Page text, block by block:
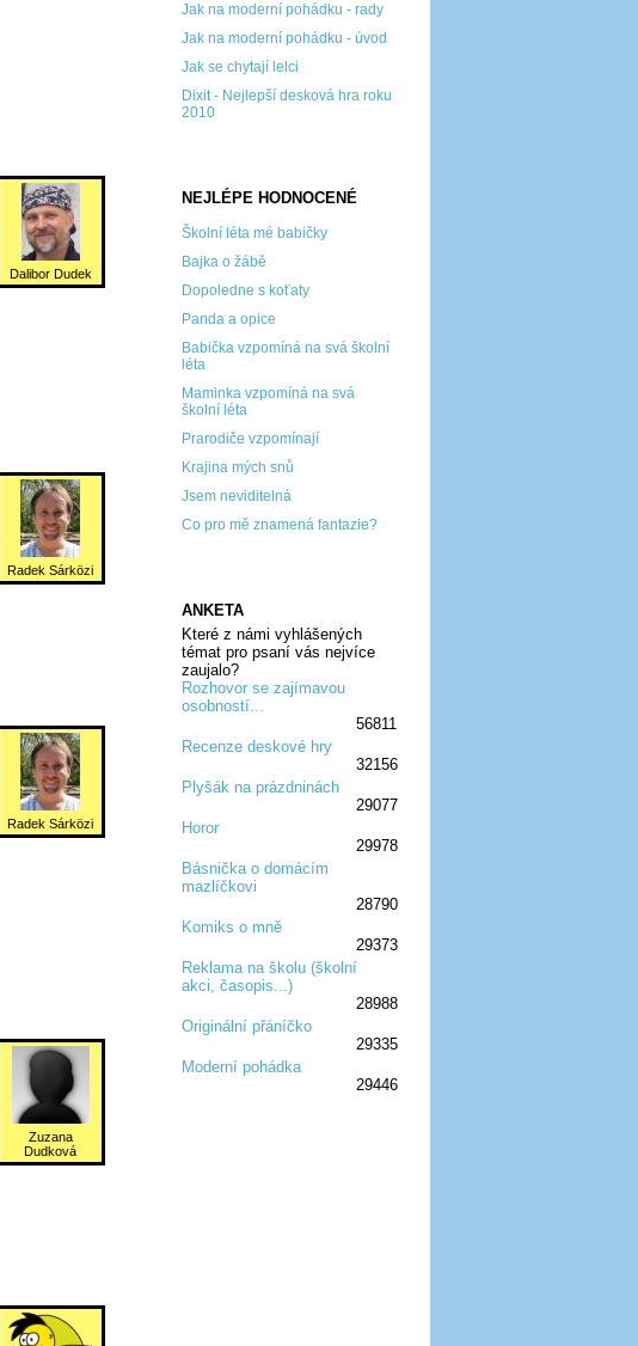
Jak na moderní pohádku - rady
Jak na moderní pohádku - úvod
Jak se chytají lelci
Dixit - Nejlepší desková hra roku
2010
NEJLÉPE HODNOCENÉ
Školní léta mé babičky
Bajka o žábě
Dopoledne s koťaty
Panda a opice
Babička vzpomíná na svá školní
léta
Maminka vzpomíná na svá
školní léta
Prarodiče vzpomínají
Krajina mých snů
Jsem neviditelná
Co pro mě znamená fantazie?
ANKETA
Které z námi vyhlášených
témat pro psaní vás nejvíce
zaujalo?
Rozhovor se zajímavou
osobností...
56811
Recenze deskové hry
32156
Plyšák na prázdninách
29077
Horor
29978
Básnička o domácím
mazlíčkovi
28790
Komiks o mně
29373
:D
Reklama na školu (školní
akci, časopis...)
28988
Originální přáníčko
29335
Moderní pohádka
29446
Dalibor Dudek
Radek Sárközi
Radek Sárközi
Zuzana
Dudková